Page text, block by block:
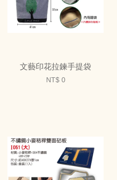
文藝印花拉鍊手提袋
NT$ 0